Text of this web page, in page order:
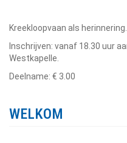
Kreekloopvaan als herinnering.
Inschrijven: vanaf 18.30 uur
Westkapelle.
Deelname: € 3.00
WELKOM